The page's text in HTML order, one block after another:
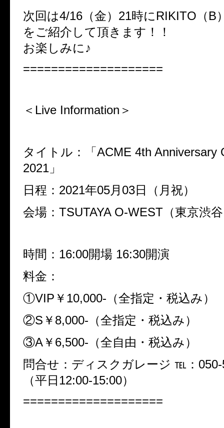
次回は4/16（金）21時にRIKITO（B
をご紹介して頂きます！！
お楽しみに♪
====================
＜Live Information＞
タイトル：「ACME 4th Anniversary
2021」
日程：2021年05月03日（月祝）
会場：TSUTAYA O-WEST（東京渋
時間：16:00開場 16:30開演
料金：
①VIP￥10,000-（全指定・税込み）
②S￥8,000-（全指定・税込み）
③A￥6,500-（全自由・税込み）
問合せ：ディスクガレージ ℡：050-
（平日12:00-15:00）
====================